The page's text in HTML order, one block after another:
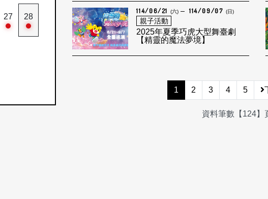
27 28
114/06/21 (六) 114/09/07 (日)
親子活動
2025年夏季巧虎大型舞臺劇
【精靈的魔法夢境】
1 2 3 4 5
資料筆數【124】